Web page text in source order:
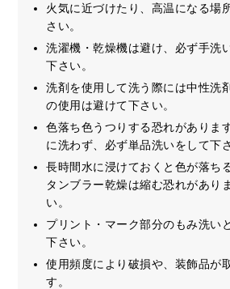
火気に近づけたり、高温になる場
さい。
洗濯機・乾燥機は避け、必ず手洗
下さい。
洗剤を使用して洗う際には中性洗
の使用は避けて下さい。
色落ち色うつりする恐れがありま
に洗わず、必ず単品洗いをして下
長時間水に浸けておくと色が落ち
タンブラー乾燥は縮む恐れがあり
い。
プリント・マーク部分のもみ洗い
下さい。
使用頻度により破損や、装飾品が
す。